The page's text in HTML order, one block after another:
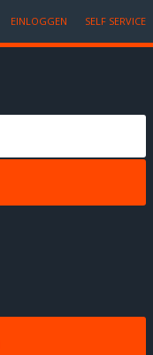
EINLOGGEN SELF SERVICE